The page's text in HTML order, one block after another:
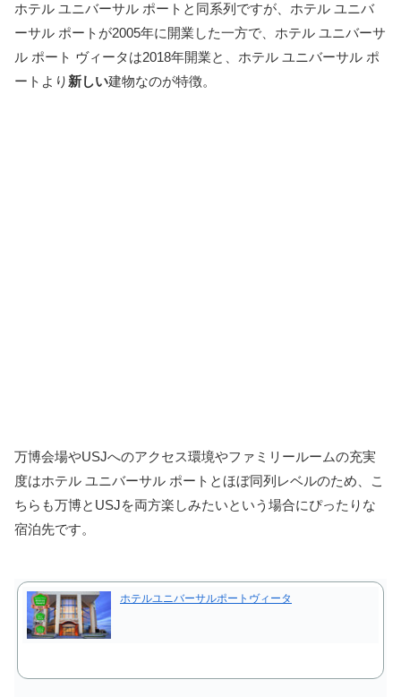
ホテル ユニバーサル ポートと同系列ですが、ホテル ユニバ
ーサル ポートが2005年に開業した一方で、ホテル ユニバーサ
ル ポート ヴィータは2018年開業と、ホテル ユニバーサル ポ
ートより 新しい建物なのが特徴。
万博会場やUSJへのアクセス環境やファミリールームの充実
度はホテル ユニバーサル ポートとほぼ同列レベルのため、こ
ちらも万博とUSJを両方楽しみたいという場合にぴったりな
宿泊先です。
ホテルユニバーサルポートヴィータ